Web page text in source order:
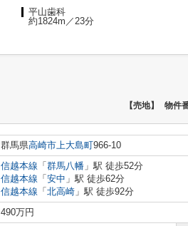
平山歯科
約1824m／23分
【売地】 物件
群馬県高崎市上大島町966-10
信越本線 「 群馬八幡 」駅 徒歩52分
信越本線 「 安中 」駅 徒歩62分
信越本線 「 北高崎 」駅 徒歩92分
490万円